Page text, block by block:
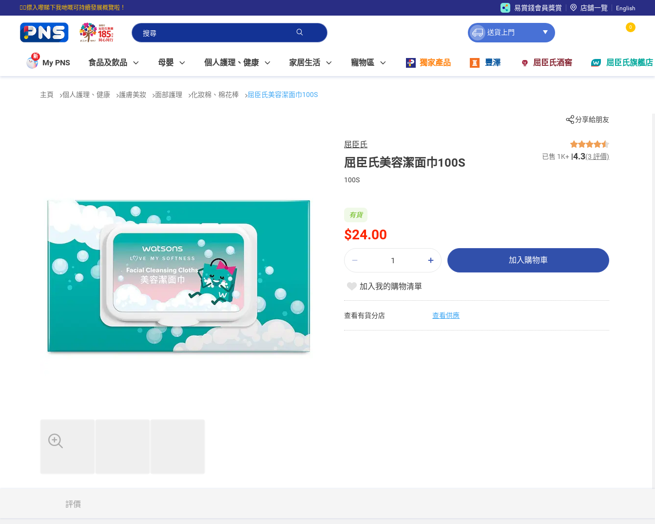
☝🏼㩒入嚟睇下我哋嘅可持續發展概覽啦！
⭐購物滿$399即享免費送貨；滿$100即可免費店取。
易賞錢會員獎賞 店舖一覽 English
送貨上門
0
新
My PNS 食品及飲品 母嬰 個人護理、健康 家居生活 寵物區 獨家產品 豐澤 屈臣氏酒窖 屈臣氏旗艦店
主頁 個人護理、健康 護膚美妝 面部護理 化妝棉、棉花棒 屈臣氏美容潔面巾100S
分享給朋友
屈臣氏
屈臣氏美容潔面巾100S 已售 1K+ 4.3(3 評價)
100S
$24.00
有貨
加入購物車
加入我的購物清單
查看有貨分店 查看供應
評價